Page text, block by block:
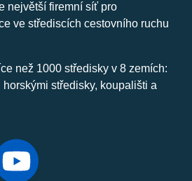
největší firemní síť pro
ve střediscích cestovního ruchu
než 1000 středisky v 8 zemích:
horskými středisky, koupališti a